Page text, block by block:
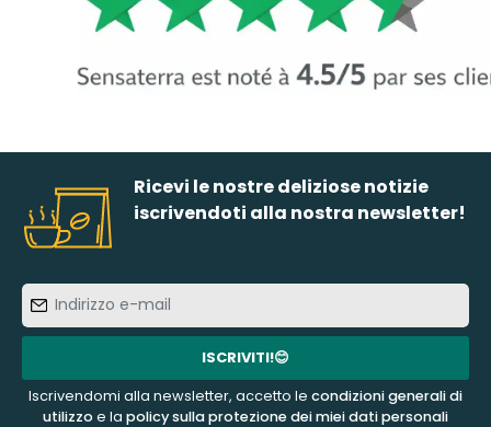
Ricevi le nostre deliziose notizie
iscrivendoti alla nostra newsletter!
e-
mail
ISCRIVITI!😊
Iscrivendomi alla newsletter, accetto le condizioni generali di
utilizzoe la policy sulla protezione dei miei dati personali